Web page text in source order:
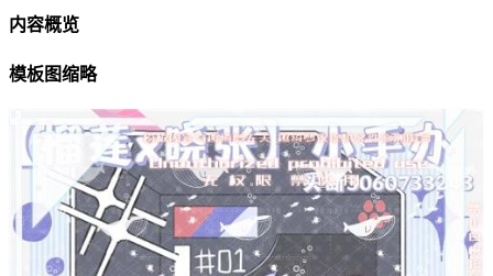
内容概览
模板图缩略